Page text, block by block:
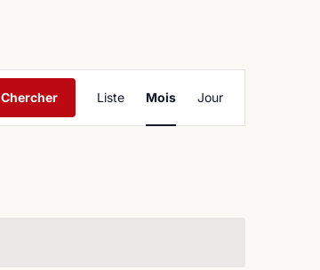
Chercher
de
Liste Mois Jour